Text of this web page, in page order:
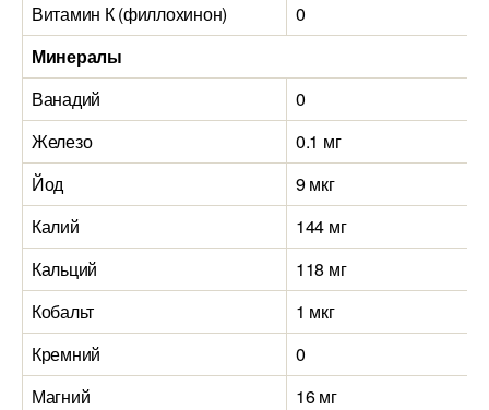
Витамин К (филлохинон)
0
Минералы
Ванадий
0
Железо
0.1 мг
Йод
9 мкг
Калий
144 мг
Кальций
118 мг
Кобальт
1 мкг
Кремний
0
Магний
16 мг